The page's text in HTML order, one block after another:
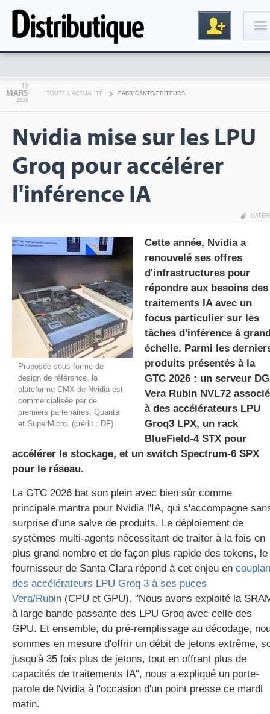
gratuite
19
MARS
2026
TOUTE L'ACTUALITÉ FABRICANTS/EDITEURS
Nvidia mise sur les LPU
Groq pour accélérer
l'inférence IA
Proposée sous forme de
design de référence, la
plateforme CMX de Nvidia est
commercialisée par de
premiers partenaires, Quanta
et SuperMicro. (crédit : DF)
Cette année, Nvidia a
renouvelé ses offres
d'infrastructures pour
répondre aux besoins des
traitements IA avec un
focus particulier sur les
tâches d'inférence à
échelle. Parmi les
produits présentés à la
GTC 2026 : un serveur
Vera Rubin NVL72 associé
à des accélérateurs LPU
Groq3 LPX, un rack
BlueField-4 STX pour
accélérer le stockage, et un switch Spectrum-6 SPX
pour le réseau.
La GTC 2026 bat son plein avec bien sûr comme
principale mantra pour Nvidia l'IA, qui s'accompagne
surprise d'une salve de produits. Le déploiement de
systèmes multi-agents nécessitant de traiter à la fois en
plus grand nombre et de façon plus rapide des tokens, le
fournisseur de Santa Clara répond à cet enjeu en
des accélérateurs LPU Groq 3 à ses puces
Vera/Rubin (CPU et GPU). "Nous avons exploité la
à large bande passante des LPU Groq avec celle des
GPU. Et ensemble, du pré-remplissage au décodage,
sommes en mesure d'offrir un débit de jetons extrême,
jusqu'à 35 fois plus de jetons, tout en offrant plus de
capacités de traitements IA", nous a expliqué un porte-
parole de Nvidia à l'occasion d'un point presse ce mardi
matin.